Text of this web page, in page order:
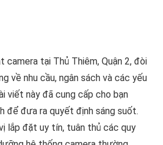
camera tại Thủ Thiêm, Quận 2, đòi
về nhu cầu, ngân sách và các yếu
viết này đã cung cấp cho bạn
để đưa ra quyết định sáng suốt.
lắp đặt uy tín, tuân thủ các quy